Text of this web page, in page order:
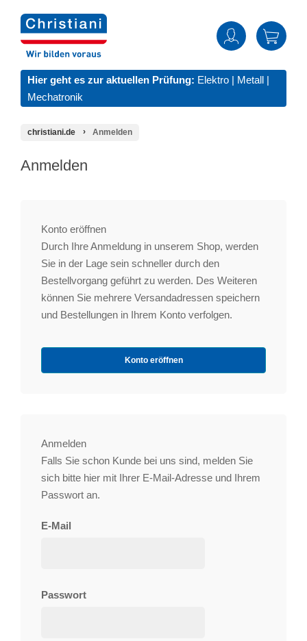
Hier geht es zur aktuellen Prüfung: Elektro | Metall |
Mechatronik
christiani.de Anmelden
Anmelden
Konto eröffnen
Durch Ihre Anmeldung in unserem Shop, werden
Sie in der Lage sein schneller durch den
Bestellvorgang geführt zu werden. Des Weiteren
können Sie mehrere Versandadressen speichern
und Bestellungen in Ihrem Konto verfolgen.
Konto eröffnen
Anmelden
Falls Sie schon Kunde bei uns sind, melden Sie
sich bitte hier mit Ihrer E-Mail-Adresse und Ihrem
Passwort an.
E-Mail
Passwort